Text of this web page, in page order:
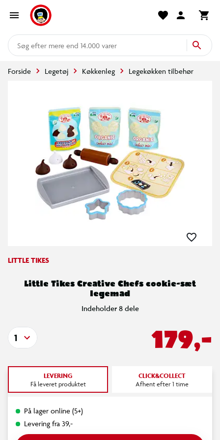
mere end 14.000 varer
Forside Legetøj Køkkenleg Legekøkken tilbehør
LITTLE TIKES
Little Tikes Creative Chefs cookie-sæt
legemad
Indeholder 8 dele
179,-
1
LEVERING
Få leveret produktet
CLICK&COLLECT
Afhent efter 1 time
På lager online (5+)
Levering fra 39,-